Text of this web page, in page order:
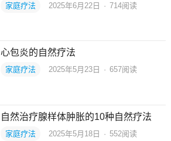
家庭疗法 2025年6月22日 · 714阅读
心包炎的自然疗法
家庭疗法 2025年5月23日 · 657阅读
自然治疗腺样体肿胀的10种自然疗法
家庭疗法 2025年5月18日 · 552阅读